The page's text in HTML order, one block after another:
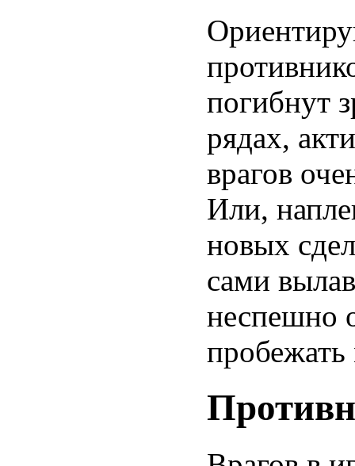
погибнут
рядах,
врагов
Или,
новых
сами
неспешно